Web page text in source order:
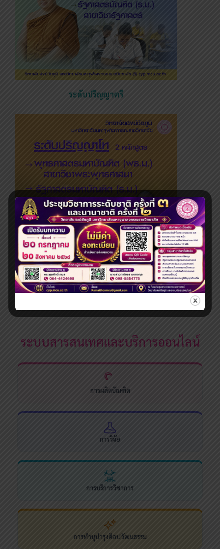
ระดับปริญญาตรี
ระดับปริญญาโท
ระบบสารสนเทศและบริการออนไลน์
การผลิตบัณฑิต
การวิจัย
การบริการวิชาการ
การทำนุบำรุงศิลปวัฒนธรรม